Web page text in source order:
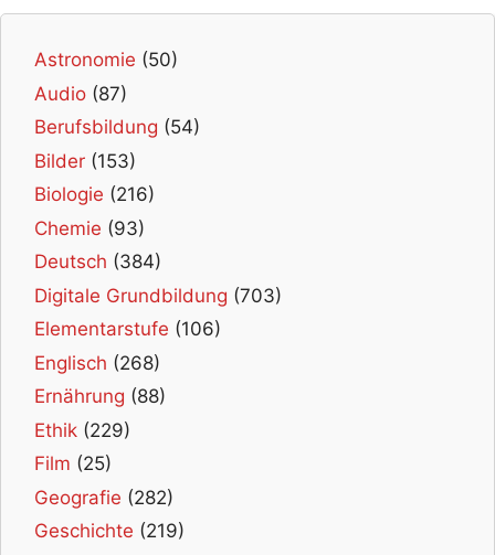
Astronomie (50)
Audio (87)
Berufsbildung (54)
Bilder (153)
Biologie (216)
Chemie (93)
Deutsch (384)
Digitale Grundbildung (703)
Elementarstufe (106)
Englisch (268)
Ernährung (88)
Ethik (229)
Film (25)
Geografie (282)
Geschichte (219)